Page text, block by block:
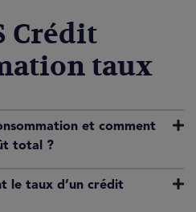
Crédit
taux
et comment
total ?
le taux d’un crédit